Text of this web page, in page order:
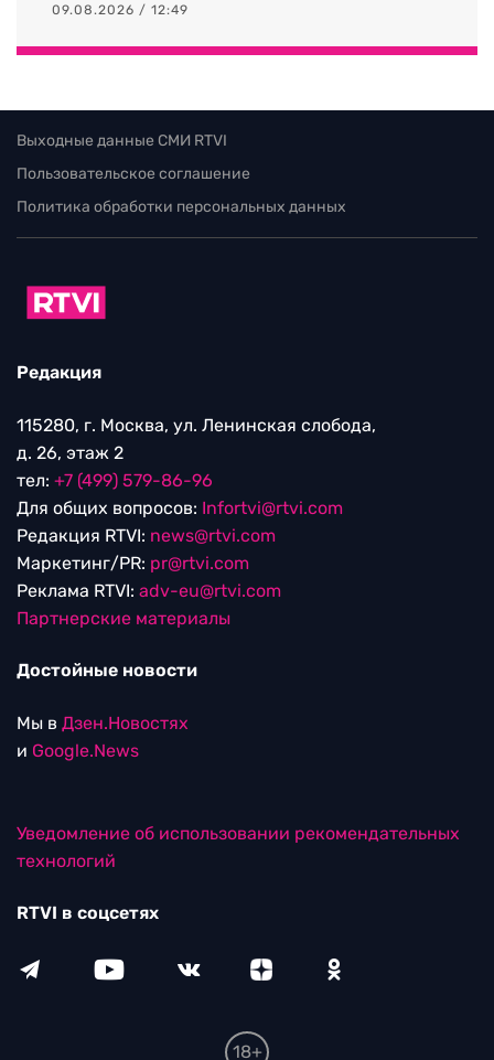
09.08.2026 / 12:49
Выходные данные СМИ RTVI
Пользовательское соглашение
Политика обработки персональных данных
Редакция
115280, г. Москва, ул. Ленинская слобода,
д. 26, этаж 2
тел: +7 (499) 579-86-96
Для общих вопросов: Infortvi@rtvi.com
Редакция RTVI: news@rtvi.com
Маркетинг/PR: pr@rtvi.com
Реклама RTVI: adv-eu@rtvi.com
Партнерские материалы
Достойные новости
Мы в Дзен.Новостях
и Google.News
Уведомление об использовании рекомендательных
технологий
RTVI в соцсетях
18+